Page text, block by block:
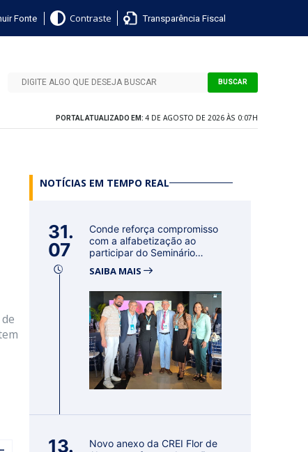
Fonte Contraste Transparência Fiscal
BUSCAR
PORTAL ATUALIZADO EM: 4 DE AGOSTO DE 2026 ÀS 0:07H
NOTÍCIAS EM TEMPO REAL
31.
07
Conde reforça compromisso
com a alfabetização ao
participar do Seminário
SAIBA MAIS
13.
Novo anexo da CREI Flor de